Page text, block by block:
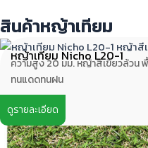
สินค้าหญ้าเทียม
หญ้าเทียม Nicho L20-1
ความสูง 20 มม. หญ้าสีเขียวล้วน
ทนแดดทนฝน
ดูรายละเอียด